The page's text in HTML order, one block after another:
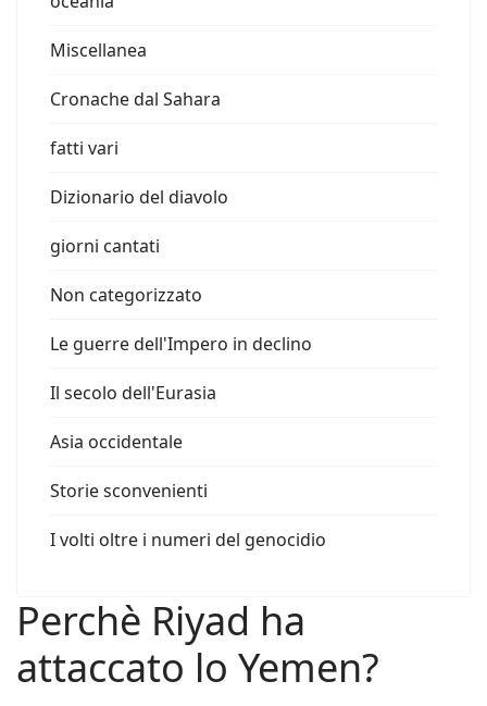
Miscellanea
Cronache dal Sahara
fatti vari
Dizionario del diavolo
giorni cantati
Non categorizzato
Le guerre dell'Impero in declino
Il secolo dell'Eurasia
Asia occidentale
Storie sconvenienti
I volti oltre i numeri del genocidio
Perchè Riyad ha
attaccato lo Yemen?